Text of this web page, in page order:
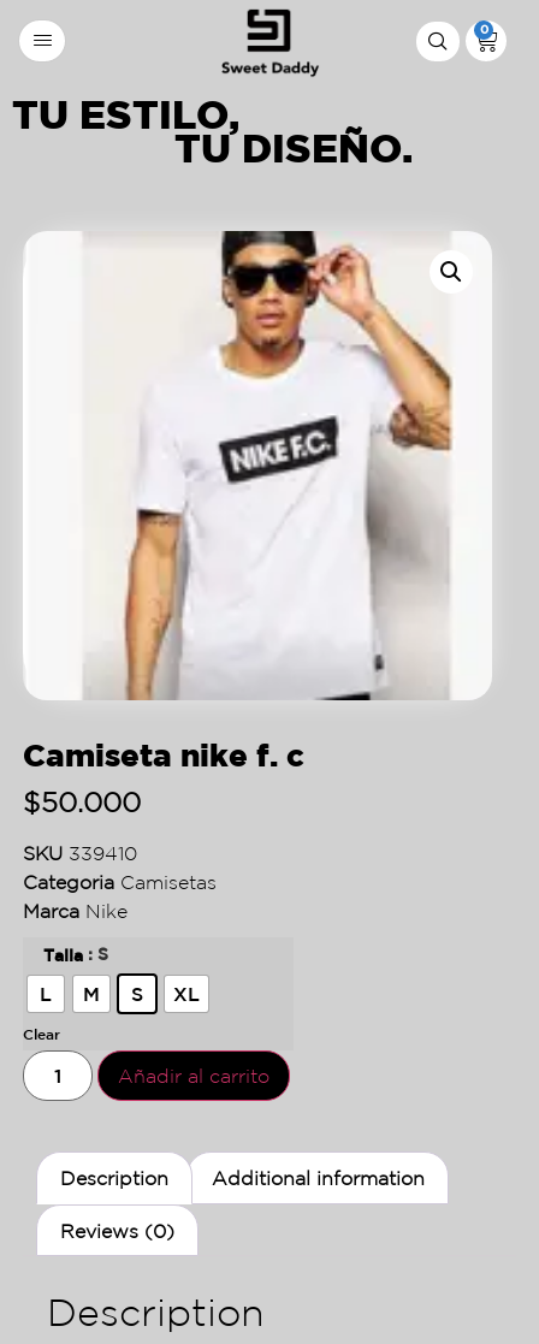
0
TU ESTILO,
TU DISEÑO.
Camiseta nike f. c
$50.000
SKU 339410
Categoria Camisetas
Marca Nike
Talla : S
L M S XL
Clear
Añadir al carrito
Description Additional information
Reviews (0)
Description